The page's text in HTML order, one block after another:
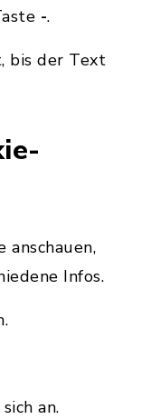
-.
bis der Text
Infos.
an.